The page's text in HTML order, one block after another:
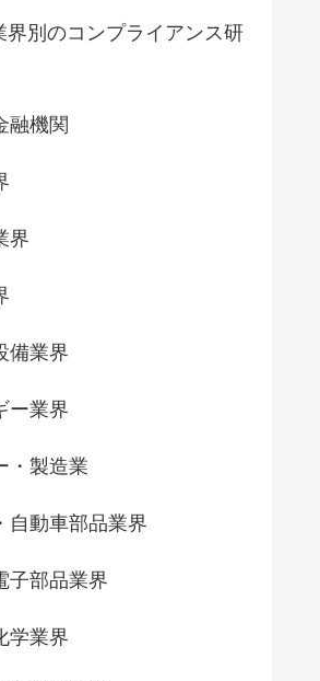
界別のコンプライアンス研
融機関
界
備業界
ー業界
・製造業
自動車部品業界
子部品業界
学業界